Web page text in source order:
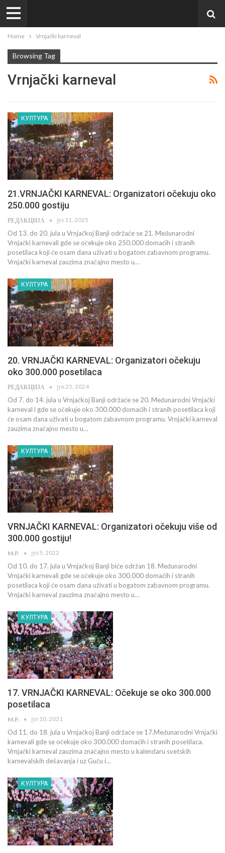
Home Vrnjački karneval
Browsing Tag
Vrnjački karneval
КУЛТУРА
21.VRNJAČKI KARNEVAL: Organizatori očekuju oko
250.000 gostiju
РЕДАКЦИЈА јул 11, 2025
Od 13. do 20. jula u Vrnjačkoj Banji održaće se 21. Međunarodni
Vrnjački karnevali gde se očekuje oko 250.000 domaćih i stranih
posetilaca koji će osam dana uživati u bogatom zabavnom programu.
Vrnjački karneval zauzima značajno mesto u…
КУЛТУРА
20. VRNJAČKI KARNEVAL: Organizatori očekuju
oko 300.000 posetilaca
РЕДАКЦИЈА јун 25, 2024
Od 7. do 14. jula u Vrnjačkoj Banji održaće se 20. Međunarodni Vrnjački
karneval i gde se očekuje oko 300.000 domaćih i stranih posetilaca koji
će osam dana uživati u bogatom zabavnom programu. Vrnjački karneval
zauzima značajno mesto u…
КУЛТУРА
VRNJAČKI KARNEVAL: Organizatori očekuju više od
300.000 gostiju!
M.P. јул 5, 2022
Od 10. do 17. jula u Vrnjačkoj Banji biće održan 18. Međunarodni
Vrnjački karnevali gde se očekuje oko 300.000 domaćih i stranih
posetilaca koji će osam dana uživati u bogatom zabavnom programu.
Vrnjački karneval zauzima značajno mesto u…
КУЛТУРА
17. VRNJAČKI KARNEVAL: Očekuje se oko 300.000
posetilaca
M.P. јул 10, 2021
Od 11. do 18. jula u Vrnjačkoj Banji održaće se 17.Međunarodni Vrnjački
karnevali gde se očekuje oko 300.000 domaćih i stranih posetilaca.
Vrnjački karneval zauzima značajno mesto u kalendaru svetskih
karnevalskih dešavanja i uz Guču i…
КУЛТУРА